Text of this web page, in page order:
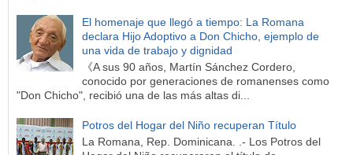
El homenaje que llegó a tiempo: La Romana
declara Hijo Adoptivo a Don Chicho, ejemplo de
una vida de trabajo y dignidad
《A sus 90 años, Martín Sánchez Cordero,
conocido por generaciones de romanenses como
"Don Chicho", recibió una de las más altas di...
Potros del Hogar del Niño recuperan Título
La Romana, Rep. Dominicana. .- Los Potros del